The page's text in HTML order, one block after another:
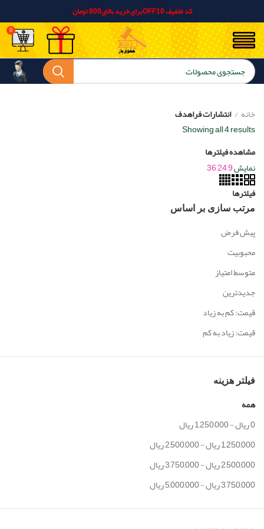
کد تخفیف OFF10برای خرید بالای800 تومان
0
خانه
انتشارات فراهدف
Showing all 4 results
مشاهده فیلترها
نمایش9
24
36
فیلترها
مرتب سازی بر اساس
پیش فرض
محبوبیت
متوسط امتیاز
جدیدترین
قیمت: کم به زیاد
قیمت: زیاد به کم
فیلتر هزینه
همه
0ریال-
1,250,000ریال
1,250,000ریال-
2,500,000ریال
2,500,000ریال-
3,750,000ریال
3,750,000ریال-
5,000,000ریال